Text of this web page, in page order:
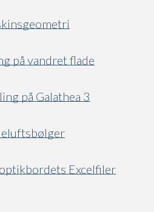
på vandret flade
på Galathea 3
Excelfiler